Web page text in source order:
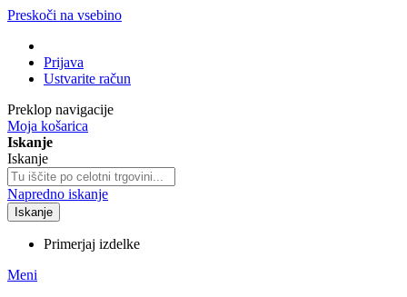
Preskoči na vsebino
Prijava
Ustvarite račun
Preklop navigacije
Moja košarica
Iskanje
Iskanje
Napredno iskanje
Iskanje
Primerjaj izdelke
Meni